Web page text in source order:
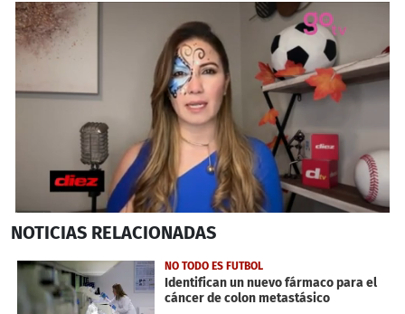
seconds
1
minute,
seconds
NOTICIAS RELACIONADAS
NO TODO ES FUTBOL
Identifican un nuevo fármaco para el
cáncer de colon metastásico